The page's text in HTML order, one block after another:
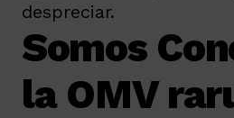
despreciar.
Somos
la OMV